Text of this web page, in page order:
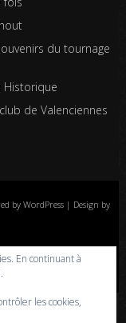
du tournage
Historique
de Valenciennes
by WordPress | Design by
Contrôle aérien
de confidentialité
En continuant à
les cookies,